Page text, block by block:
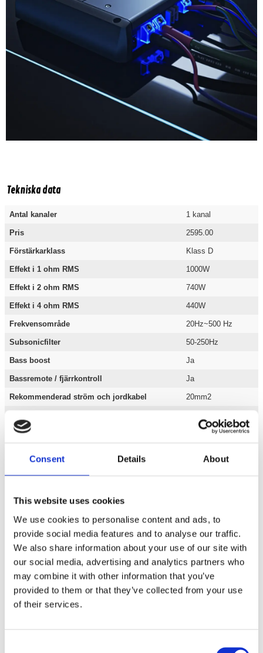
Consent Details About
This website uses cookies
We use cookies to personalise content and ads, to
provide social media features and to analyse our traffic.
We also share information about your use of our site with
our social media, advertising and analytics partners who
may combine it with other information that you’ve
provided to them or that they’ve collected from your use
of their services.
Tekniska data
Antal kanaler 1 kanal
Pris 2595.00
Förstärkarklass Klass D
Effekt i 1 ohm RMS 1000W
Effekt i 2 ohm RMS 740W
Effekt i 4 ohm RMS 440W
Frekvensområde 20Hz~500 Hz
Subsonicfilter 50-250Hz
Bass boost Ja
Bassremote / fjärrkontroll Ja
Rekommenderad ström och jordkabel 20mm2
THD 0.3%
Bilstereo / Slutsteg /
1 kanal
Varumärken / Reiss Audio /Slutsteg
Grundshoppen / Varumärken /Reiss Audio
Produktinformation